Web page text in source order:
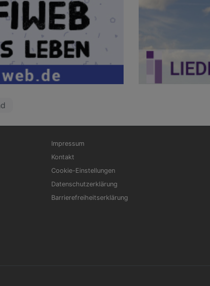
Fußbereichsmenü
Impressum
Kontakt
Cookie-Einstellungen
Datenschutzerklärung
Barrierefreiheitserklärung